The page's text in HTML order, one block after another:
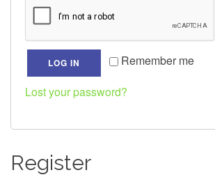
Remember me
LOG IN
Lost your password?
Register